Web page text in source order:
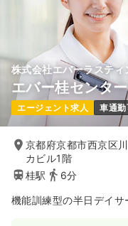
株式会社エバーラスティ
エバー桂センタ
エージェント求人 車通勤
京都府京都市西京区
カビル1階
桂駅
6分
機能訓練型の半日デイサ